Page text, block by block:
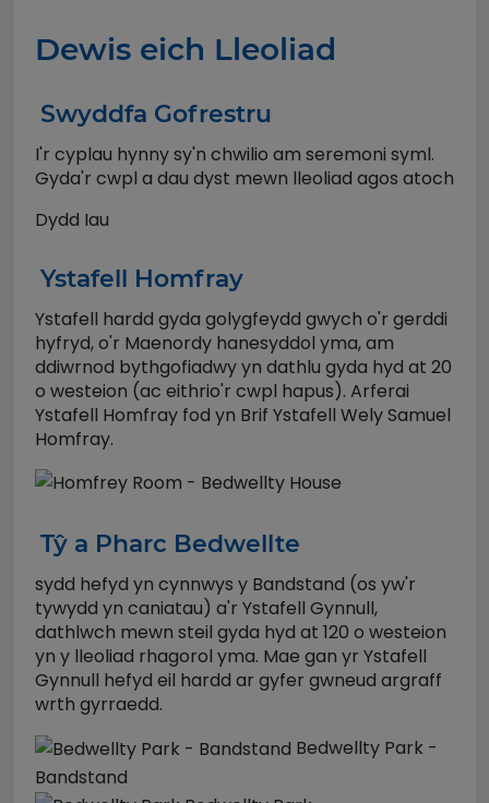
Dewis eich Lleoliad
Swyddfa Gofrestru
I'r cyplau hynny sy'n chwilio am seremoni syml.
Gyda'r cwpl a dau dyst mewn lleoliad agos atoch
Dydd Iau
Ystafell Homfray
Ystafell hardd gyda golygfeydd gwych o'r gerddi
hyfryd, o'r Maenordy hanesyddol yma, am
ddiwrnod bythgofiadwy yn dathlu gyda hyd at 20
o westeion (ac eithrio'r cwpl hapus). Arferai
Ystafell Homfray fod yn Brif Ystafell Wely Samuel
Homfray.
Tŷ a Pharc Bedwellte
sydd hefyd yn cynnwys y Bandstand (os yw'r
tywydd yn caniatau) a'r Ystafell Gynnull,
dathlwch mewn steil gyda hyd at 120 o westeion
yn y lleoliad rhagorol yma. Mae gan yr Ystafell
Gynnull hefyd eil hardd ar gyfer gwneud argraff
wrth gyrraedd.
Bedwellty Park -
Bandstand